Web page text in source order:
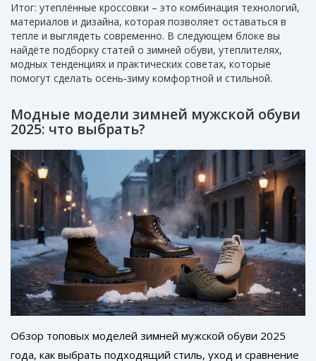
Итог: утеплённые кроссовки – это комбинация технологий,
материалов и дизайна, которая позволяет оставаться в
тепле и выглядеть современно. В следующем блоке вы
найдёте подборку статей о зимней обуви, утеплителях,
модных тенденциях и практических советах, которые
помогут сделать осень‑зиму комфортной и стильной.
Модные модели зимней мужской обуви
2025: что выбрать?
Обзор топовых моделей зимней мужской обуви 2025
года, как выбрать подходящий стиль, уход и сравнение